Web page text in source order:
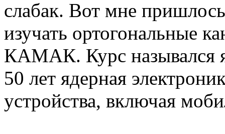
слабак. Вот мне
изучать ортогональные
КАМАК. Курс назывался
50 лет ядерная
устройства, включая